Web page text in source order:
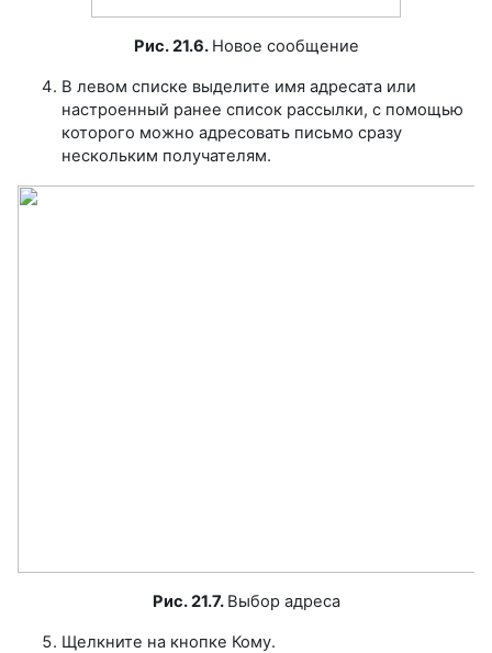
Рис. 21.6. Новое сообщение
В левом списке выделите имя адресата или
настроенный ранее список рассылки, с помощью
которого можно адресовать письмо сразу
нескольким получателям.
Рис. 21.7. Выбор адреса
Щелкните на кнопке Кому.